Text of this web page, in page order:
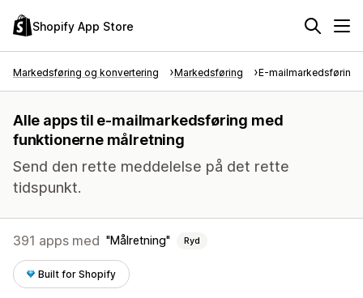
Shopify App Store
Markedsføring og konvertering Markedsføring E-mailmarkedsføring
Alle apps til e-mailmarkedsføring med
funktionerne målretning
Send den rette meddelelse på det rette
tidspunkt.
391 apps med Målretning Ryd
Built for Shopify